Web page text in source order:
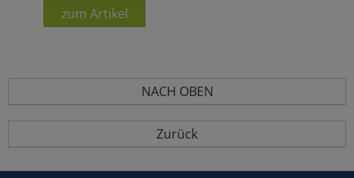
zum Artikel
NACH OBEN
Zurück